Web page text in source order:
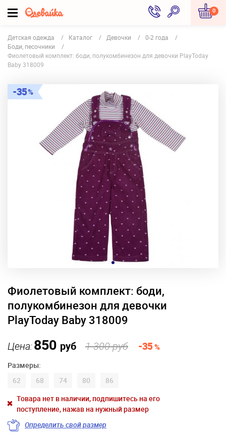
0
Детская одежда Каталог Девочки
0-2 года
Боди, песочники
Фиолетовый комплект: боди, полукомбинезон для девочки PlayToday
Baby 318009
35
Фиолетовый комплект: боди,
полукомбинезон для девочки
PlayToday Baby 318009
Цена:850 руб 1 300 руб -35%
Размеры:
62
68 74 80
86
Товара нет в наличии, подпишитесь на его
поступление, нажав на нужный размер
Определить свой размер